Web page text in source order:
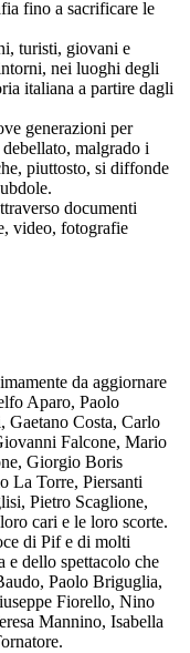
fino a sacrificare le
turisti, giovani e
nei luoghi degli
italiana a partire dagli
generazioni per
malgrado i
piuttosto, si diffonde
documenti
video, fotografie
da aggiornare
Aparo, Paolo
Costa, Carlo
Falcone, Mario
Giorgio Boris
La Torre, Piersanti
Pietro Scaglione,
cari e le loro scorte.
di Pif e di molti
e dello spettacolo che
Paolo Briguglia,
Fiorello, Nino
Mannino, Isabella